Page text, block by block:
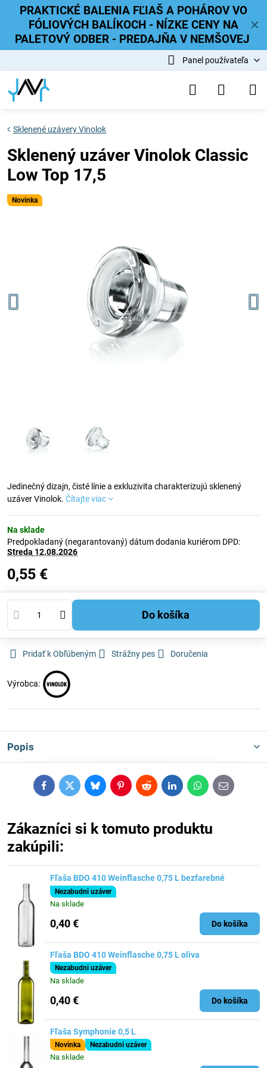
✕
PRAKTICKÉ BALENIA FĽIAŠ A POHÁROV VO
FÓLIOVÝCH BALÍKOCH - NÍZKE CENY NA
PALETOVÝ ODBER - PREDAJŇA V NEMŠOVEJ
Panel používateľa
Novinka
Sklenené uzávery Vinolok
Sklenený uzáver Vinolok Classic
Low Top 17,5
Jedinečný dizajn, čisté línie a exkluzivita charakterizujú sklenený
uzáver Vinolok. Čítajte viac
Na sklade
Predpokladaný (negarantovaný) dátum dodania kuriérom DPD:
Streda 12.08.2026
0,55 €
Do košíka
Pridať k Obľúbeným Strážny pes Doručenia
Výrobca:
Popis
FacebookTwitterBlueskyPinterestRedditLinkedInWhatsApp
E-
mail
Zákazníci si k tomuto produktu
zakúpili:
Fľaša BDO 410 Weinflasche 0,75 L bezfarebné
Nezabudni uzáver
Na sklade
0,40 € Do košíka
Fľaša BDO 410 Weinflasche 0,75 L oliva
Nezabudni uzáver
Na sklade
0,40 € Do košíka
Fľaša Symphonie 0,5 L
Novinka Nezabudni uzáver
Na sklade